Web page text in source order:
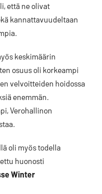
että ne olivat
kannattavuudeltaan
keskimäärin
osuus oli korkeampi
velvoitteiden hoidossa
enemmän.
Verohallinon
oli myös todella
huonosti
Winter